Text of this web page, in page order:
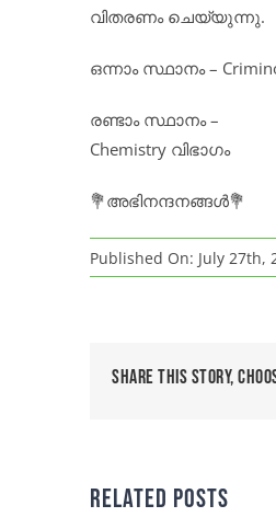
വിതരണം ചെയ്യുന്നു.
ഒന്നാം സ്ഥാനം –
രണ്ടാം സ്ഥാനം –
Chemistry വിഭാഗം
💐അഭിനന്ദനങ്ങൾ💐
Published On: July 27th,
Share This Story,
Related Posts